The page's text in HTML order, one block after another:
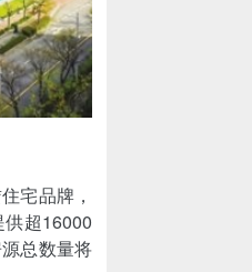
宅品牌，
超16000
总数量将